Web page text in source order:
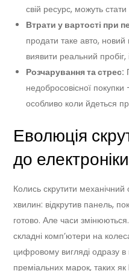
свій ресурс, можуть
Втрати у вартості при
продати таке авто,
виявити реальний пробіг,
Розчарування та стрес:
недобросовісної
особливо коли йдеться
Еволюція
до електроніки
Колись скрутити
хвилин: відкрутив панель,
готово. Але часи
складні комп’ютери на
цифровому вигляді одразу в
преміальних марок, таких